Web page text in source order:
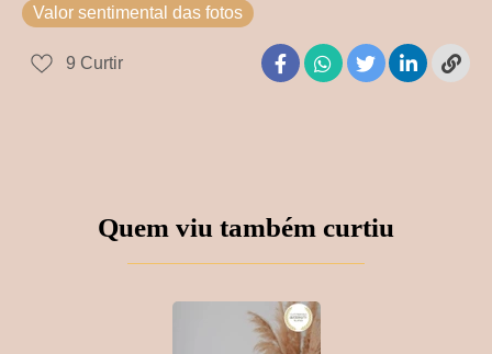
Valor sentimental das fotos
9 Curtir
Quem viu também curtiu